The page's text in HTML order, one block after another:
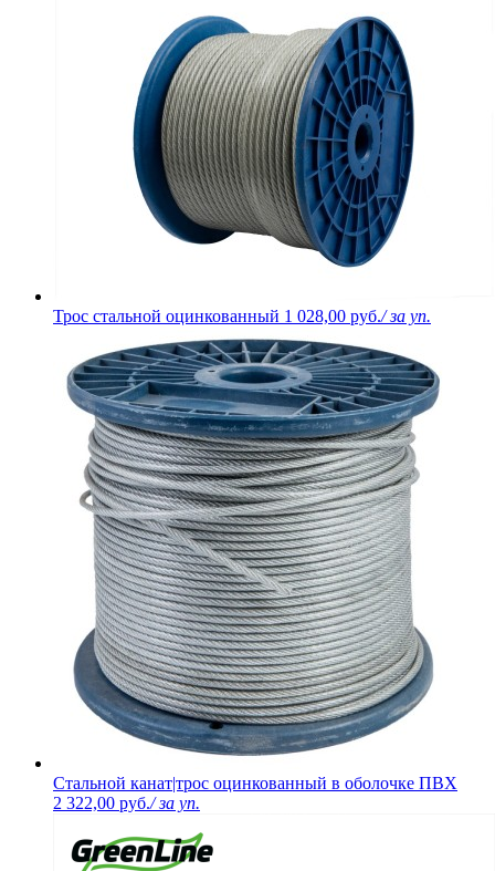
Трос стальной оцинкованный 1 028,00 руб./ за уп.
Стальной канат|трос оцинкованный в оболочке ПВХ
2 322,00 руб./ за уп.